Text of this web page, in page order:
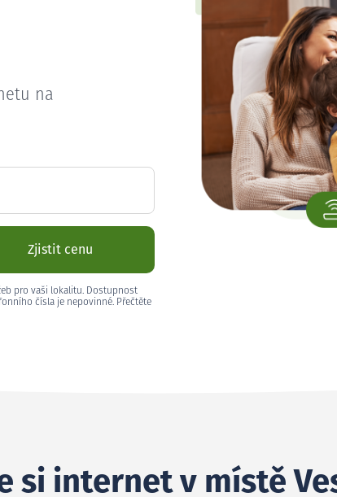
na
Zjistit cenu
pro vaši lokalitu. Dostupnost
čísla je nepovinné. Přečtěte
si internet v místě